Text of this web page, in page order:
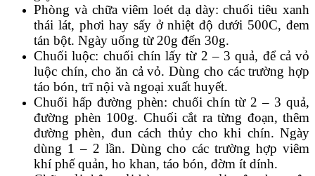
Phòng và chữa viêm loét dạ dày: chuối tiêu xanh
thái lát, phơi hay sấy ở nhiệt độ dưới 500C, đem
tán bột. Ngày uống từ 20g đến 30g.
Chuối luộc: chuối chín lấy từ 2 – 3 quả, để cả vỏ
luộc chín, cho ăn cả vỏ. Dùng cho các trường hợp
táo bón, trĩ nội và ngoại xuất huyết.
Chuối hấp đường phèn: chuối chín từ 2 – 3 quả,
đường phèn 100g. Chuối cắt ra từng đoạn, thêm
đường phèn, đun cách thủy cho khi chín. Ngày
dùng 1 – 2 lần. Dùng cho các trường hợp viêm
khí phế quản, ho khan, táo bón, đờm ít dính.